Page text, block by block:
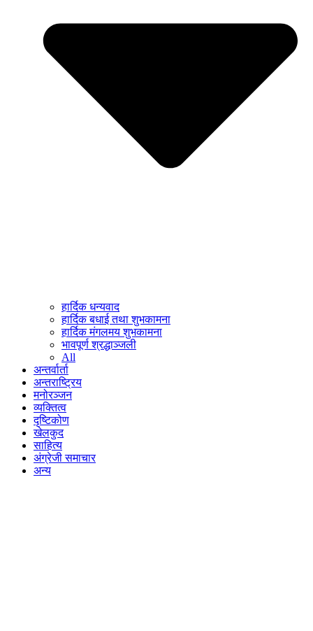
हार्दिक धन्यवाद
हार्दिक बधाई तथा शुभकामना
हार्दिक मंगलमय शुभकामना
भावपूर्ण श्रद्धाञ्जली
All
अन्तर्वार्ता
अन्तराष्ट्रिय
मनोरञ्जन
व्यक्तित्व
दृष्टिकोण
खेलकुद
साहित्य
अंग्रेजी समाचार
अन्य